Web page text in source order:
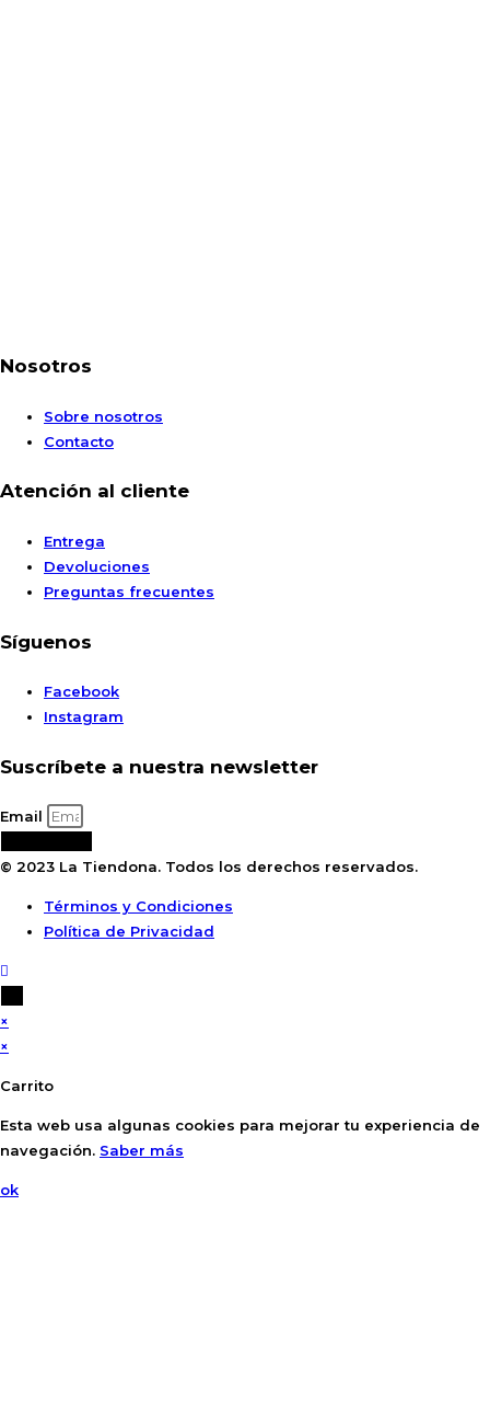
Nosotros
Sobre nosotros
Contacto
Atención al cliente
Entrega
Devoluciones
Preguntas frecuentes
Síguenos
Facebook
Instagram
Suscríbete a nuestra newsletter
Email
© 2023 La Tiendona. Todos los derechos reservados.
Términos y Condiciones
Política de Privacidad
×
×
Carrito
Esta web usa algunas cookies para mejorar tu experiencia de
navegación. Saber más
ok